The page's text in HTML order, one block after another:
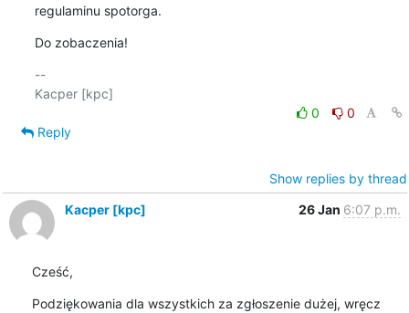
regulaminu spotorga.
Do zobaczenia!
--
0
0
Reply
Show replies by thread
Kacper [kpc]
26 Jan 6:07 p.m.
Cześć,
Podziękowania dla wszystkich za zgłoszenie dużej, wręcz